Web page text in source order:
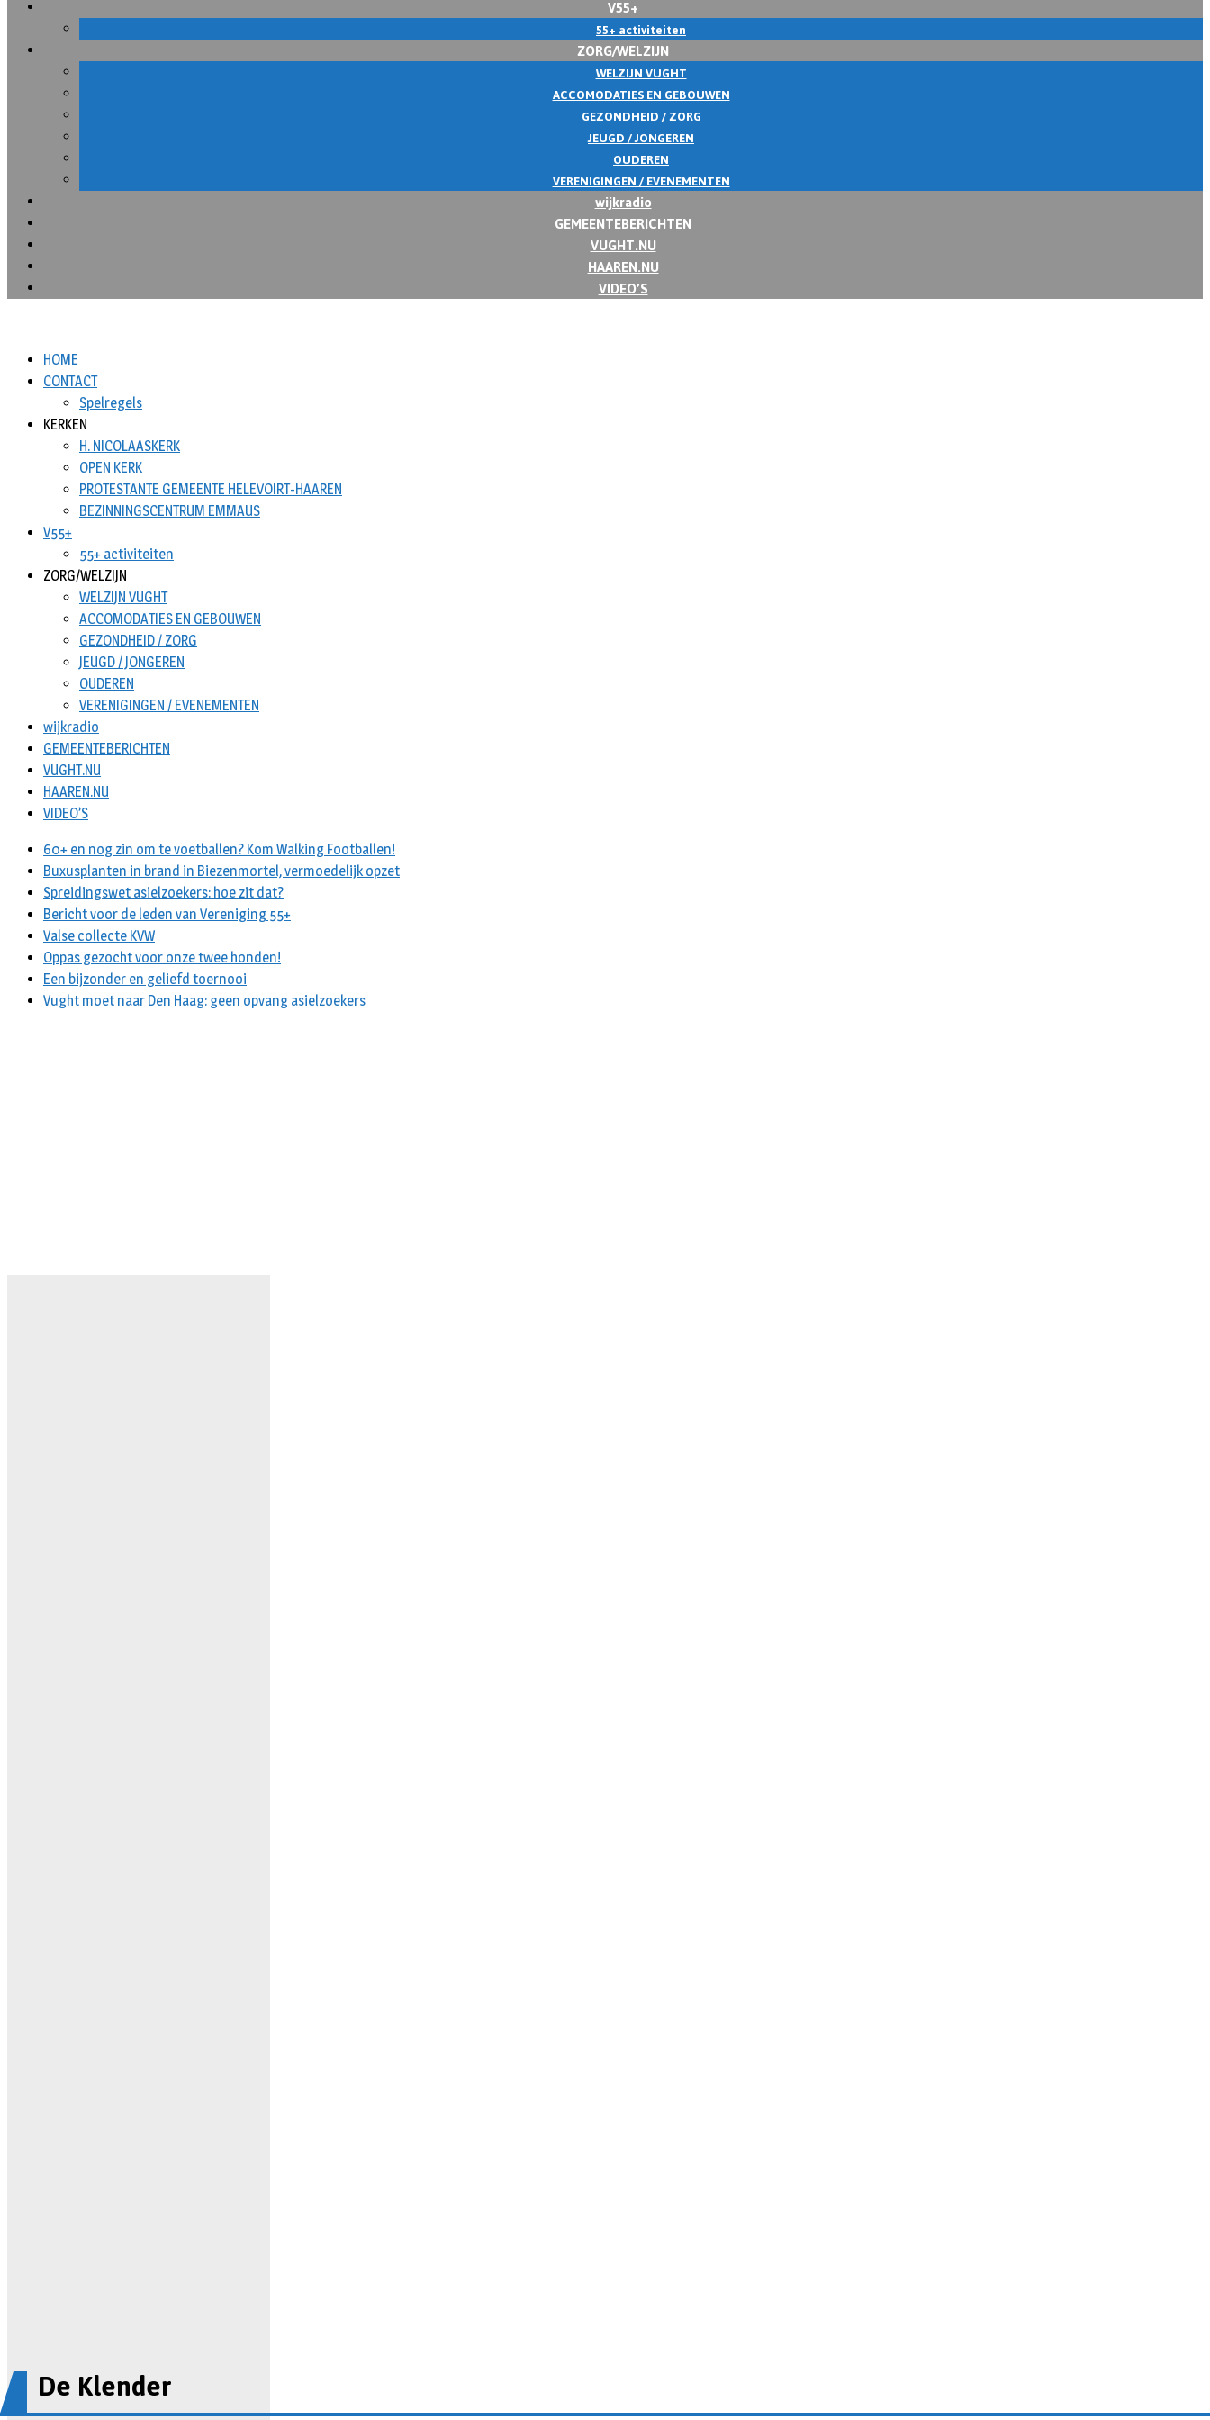
V55+
55+ activiteiten
ZORG/WELZIJN
WELZIJN VUGHT
ACCOMODATIES EN GEBOUWEN
GEZONDHEID / ZORG
JEUGD / JONGEREN
OUDEREN
VERENIGINGEN / EVENEMENTEN
wijkradio
GEMEENTEBERICHTEN
VUGHT.NU
HAAREN.NU
VIDEO’S
HOME
CONTACT
Spelregels
KERKEN
H. NICOLAASKERK
OPEN KERK
PROTESTANTE GEMEENTE HELEVOIRT-HAAREN
BEZINNINGSCENTRUM EMMAUS
V55+
55+ activiteiten
ZORG/WELZIJN
WELZIJN VUGHT
ACCOMODATIES EN GEBOUWEN
GEZONDHEID / ZORG
JEUGD / JONGEREN
OUDEREN
VERENIGINGEN / EVENEMENTEN
wijkradio
GEMEENTEBERICHTEN
VUGHT.NU
HAAREN.NU
VIDEO’S
60+ en nog zin om te voetballen? Kom Walking Footballen!
Buxusplanten in brand in Biezenmortel, vermoedelijk opzet
Spreidingswet asielzoekers: hoe zit dat?
Bericht voor de leden van Vereniging 55+
Valse collecte KVW
Oppas gezocht voor onze twee honden!
Een bijzonder en geliefd toernooi
Vught moet naar Den Haag: geen opvang asielzoekers
De Klender